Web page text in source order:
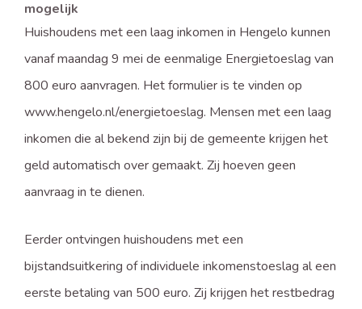
mogelijk
Huishoudens met een laag inkomen in Hengelo kunnen
vanaf maandag 9 mei de eenmalige Energietoeslag van
800 euro aanvragen. Het formulier is te vinden op
www.hengelo.nl/energietoeslag. Mensen met een laag
inkomen die al bekend zijn bij de gemeente krijgen het
geld automatisch over gemaakt. Zij hoeven geen
aanvraag in te dienen.
Eerder ontvingen huishoudens met een
bijstandsuitkering of individuele inkomenstoeslag al een
eerste betaling van 500 euro. Zij krijgen het restbedrag